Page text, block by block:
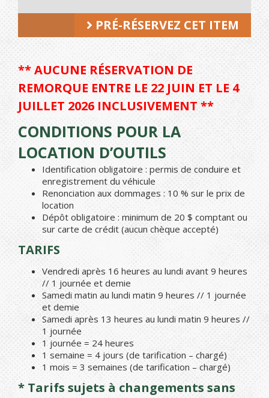
PRÉ-RÉSERVEZ CET ITEM
** AUCUNE RÉSERVATION DE
REMORQUE ENTRE LE 22 JUIN ET LE 4
JUILLET 2026 INCLUSIVEMENT **
CONDITIONS POUR LA
LOCATION D’OUTILS
Identification obligatoire : permis de conduire et
enregistrement du véhicule
Renonciation aux dommages : 10 % sur le prix de
location
Dépôt obligatoire : minimum de 20 $ comptant ou
sur carte de crédit (aucun chèque accepté)
TARIFS
Vendredi après 16 heures au lundi avant 9 heures
// 1 journée et demie
Samedi matin au lundi matin 9 heures // 1 journée
et demie
Samedi après 13 heures au lundi matin 9 heures //
1 journée
1 journée = 24 heures
1 semaine = 4 jours (de tarification – chargé)
1 mois = 3 semaines (de tarification – chargé)
* Tarifs sujets à changements sans